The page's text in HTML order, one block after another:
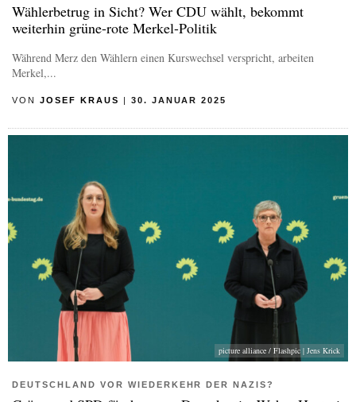
Wählerbetrug in Sicht? Wer CDU wählt, bekommt
weiterhin grüne-rote Merkel-Politik
Während Merz den Wählern einen Kurswechsel verspricht, arbeiten
Merkel,...
VON JOSEF KRAUS | 30. JANUAR 2025
picture alliance / Flashpic | Jens Krick
DEUTSCHLAND VOR WIEDERKEHR DER NAZIS?